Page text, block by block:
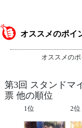
オススメのポイ
オススメの
第3回 スタンドマ
票 他の順位
1位 2位